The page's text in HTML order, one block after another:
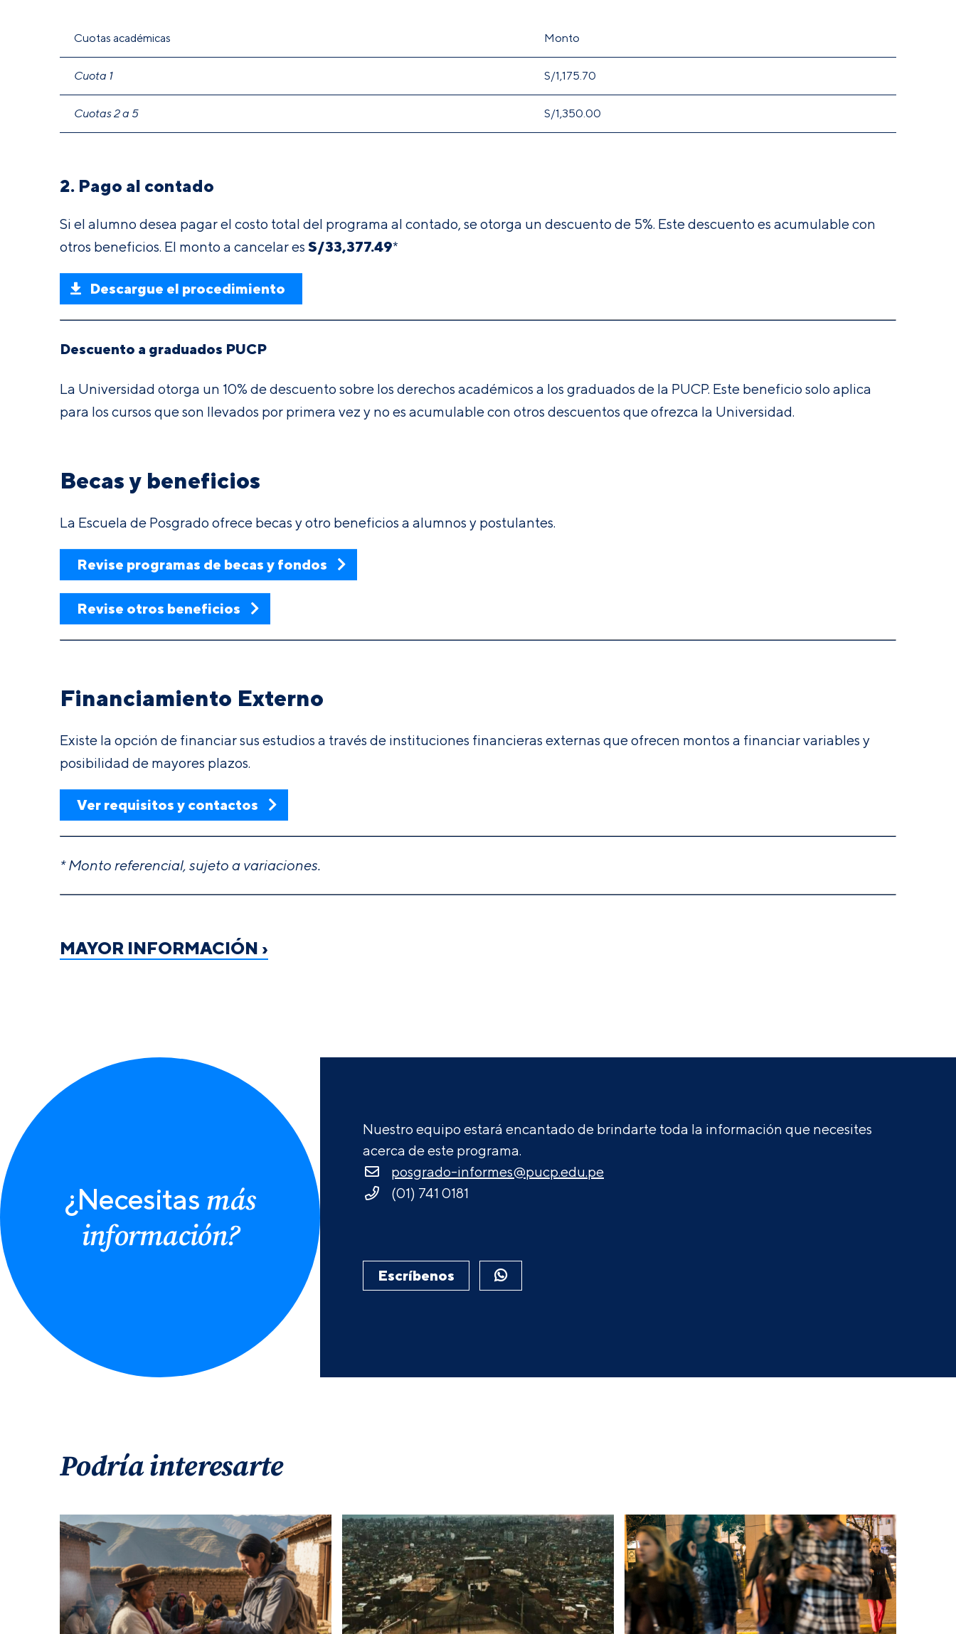
Cuotas académicas Monto
Cuota 1 S/1,175.70
Cuotas 2 a 5 S/1,350.00
2. Pago al contado
Si el alumno desea pagar el costo total del programa al contado, se otorga un descuento de 5%. Este descuento es acumulable con
otros beneficios. El monto a cancelar es S/33,377.49*
Descargue el procedimiento
Descuento a graduados PUCP
La Universidad otorga un 10% de descuento sobre los derechos académicos a los graduados de la PUCP. Este beneficio solo aplica
para los cursos que son llevados por primera vez y no es acumulable con otros descuentos que ofrezca la Universidad.
Becas y beneficios
La Escuela de Posgrado ofrece becas y otro beneficios a alumnos y postulantes.
Revise programas de becas y fondos
Revise otros beneficios
Financiamiento Externo
Existe la opción de financiar sus estudios a través de instituciones financieras externas que ofrecen montos a financiar variables y
posibilidad de mayores plazos.
Ver requisitos y contactos
* Monto referencial, sujeto a variaciones.
MAYOR INFORMACIÓN ›
¿Necesitas más
información?
Nuestro equipo estará encantado de brindarte toda la información que necesites
acerca de este programa.
posgrado-informes@pucp.edu.pe
(01) 741 0181
Escríbenos
Podría interesarte